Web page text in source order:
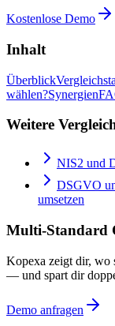
Kostenlose Demo
Inhalt
Überblick
wählen?Synergien
Weitere
NIS2 und
DSGVO
umsetzen
Multi-Standard
Kopexa zeigt dir, wo
— und spart dir
Demo anfragen